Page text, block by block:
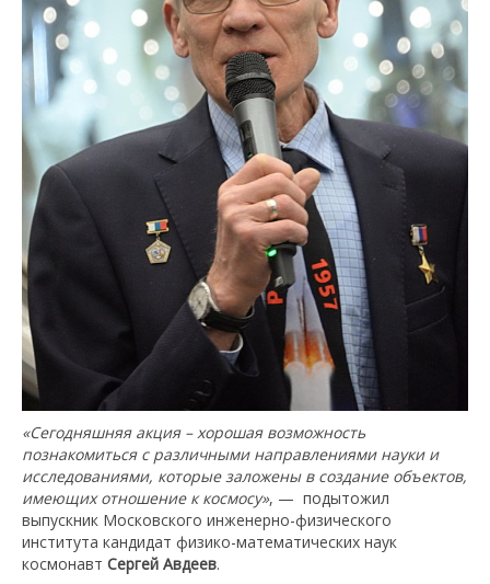
«Сегодняшняя акция – хорошая возможность
познакомиться с различными направлениями науки и
исследованиями, которые заложены в создание объектов,
имеющих отношение к космосу», — подытожил
выпускник Московского инженерно-физического
института кандидат физико-математических наук
космонавт Сергей Авдеев.